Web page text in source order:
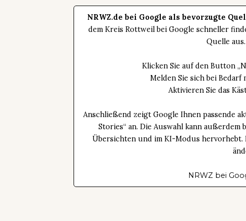
NRWZ.de bei Google als bevorzugte
dem Kreis Rottweil bei Google schneller
Quelle
Klicken Sie auf den Button
Melden Sie sich bei
Aktivieren Sie das
Anschließend zeigt Google Ihnen passende
Stories“ an. Die Auswahl kann
Übersichten und im KI-Modus
NRWZ bei